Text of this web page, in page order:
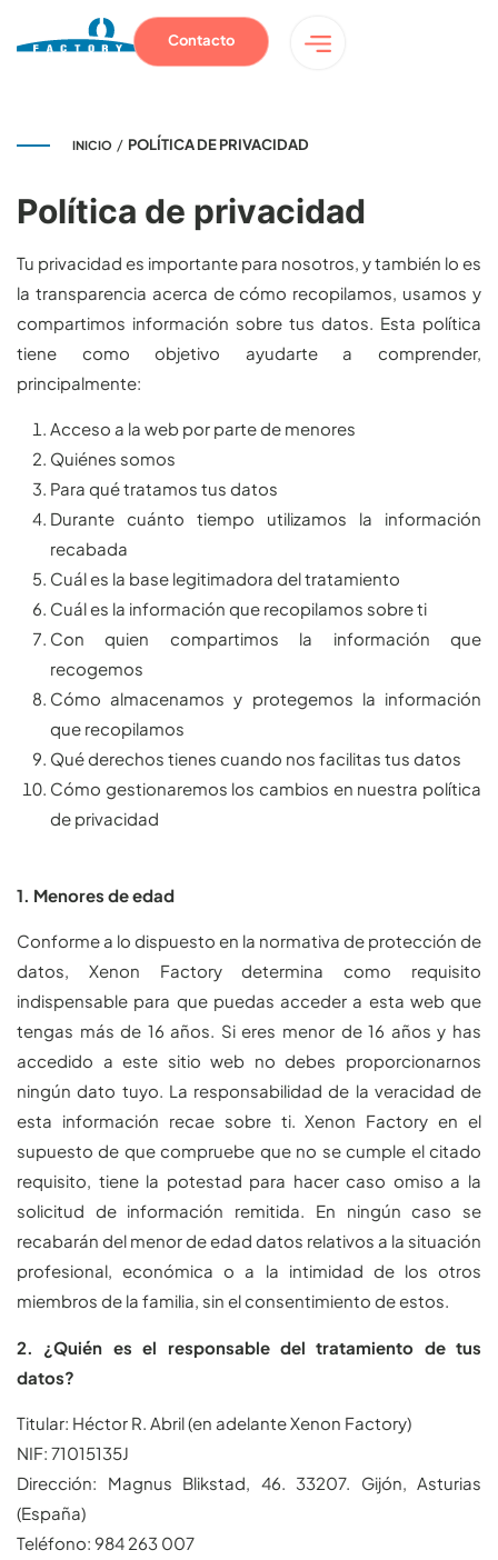
Contacto
INICIO / POLÍTICA DE PRIVACIDAD
Política de privacidad
Tu privacidad es importante para nosotros, y también lo es
la transparencia acerca de cómo recopilamos, usamos y
compartimos información sobre tus datos. Esta política
tiene como objetivo ayudarte a comprender,
principalmente:
Acceso a la web por parte de menores
Quiénes somos
Para qué tratamos tus datos
Durante cuánto tiempo utilizamos la información
recabada
Cuál es la base legitimadora del tratamiento
Cuál es la información que recopilamos sobre ti
Con quien compartimos la información que
recogemos
Cómo almacenamos y protegemos la información
que recopilamos
Qué derechos tienes cuando nos facilitas tus datos
Cómo gestionaremos los cambios en nuestra política
de privacidad
1. Menores de edad
Conforme a lo dispuesto en la normativa de protección de
datos, Xenon Factory determina como requisito
indispensable para que puedas acceder a esta web que
tengas más de 16 años. Si eres menor de 16 años y has
accedido a este sitio web no debes proporcionarnos
ningún dato tuyo. La responsabilidad de la veracidad de
esta información recae sobre ti. Xenon Factory en el
supuesto de que compruebe que no se cumple el citado
requisito, tiene la potestad para hacer caso omiso a la
solicitud de información remitida. En ningún caso se
recabarán del menor de edad datos relativos a la situación
profesional, económica o a la intimidad de los otros
miembros de la familia, sin el consentimiento de estos.
2. ¿Quién es el responsable del tratamiento de tus
datos?
Titular: Héctor R. Abril (en adelante Xenon Factory)
NIF: 71015135J
Dirección: Magnus Blikstad, 46. 33207. Gijón, Asturias
(España)
Teléfono: 984 263 007